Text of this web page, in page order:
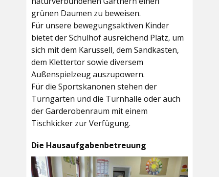
grünen Daumen zu beweisen.
Für unsere bewegungsaktiven Kinder
bietet derSchulhofausreichend Platz, um
sich mit dem Karussell, dem Sandkasten,
dem Klettertor sowie diversem
Außenspielzeug auszupowern.
Für die Sportskanonen stehen der
Turngarten und die Turnhalle oder auch
derGarderobenraum mit einem
Tischkicker zur Verfügung.
Die Hausaufgabenbetreuung